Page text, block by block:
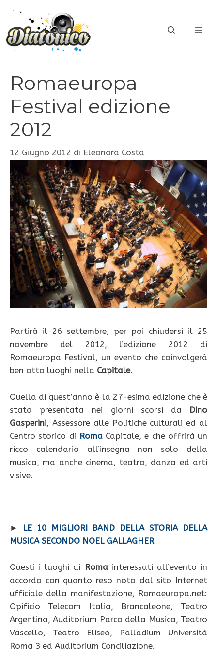
contenuto
Romaeuropa
Festival edizione
2012
12 Giugno 2012 di Eleonora Costa
Partirà il 26 settembre, per poi chiudersi il 25
novembre del 2012, l’edizione 2012 di
Romaeuropa Festival, un evento che coinvolgerà
ben otto luoghi nella Capitale.
Quella di quest’anno è la 27-esima edizione che è
stata presentata nei giorni scorsi da Dino
Gasperini, Assessore alle Politiche culturali ed al
Centro storico di RomaCapitale, e che offrirà un
ricco calendario all’insegna non solo della
musica, ma anche cinema, teatro, danza ed arti
visive.
►
LE 10 MIGLIORI BAND DELLA STORIA DELLA
MUSICA SECONDO NOEL GALLAGHER
Questi i luoghi di Romainteressati all’evento in
accordo con quanto reso noto dal sito Internet
ufficiale della manifestazione, Romaeuropa.net:
Opificio Telecom Italia, Brancaleone, Teatro
Argentina, Auditorium Parco della Musica, Teatro
Vascello, Teatro Eliseo, Palladium Università
Roma 3 ed Auditorium Conciliazione.